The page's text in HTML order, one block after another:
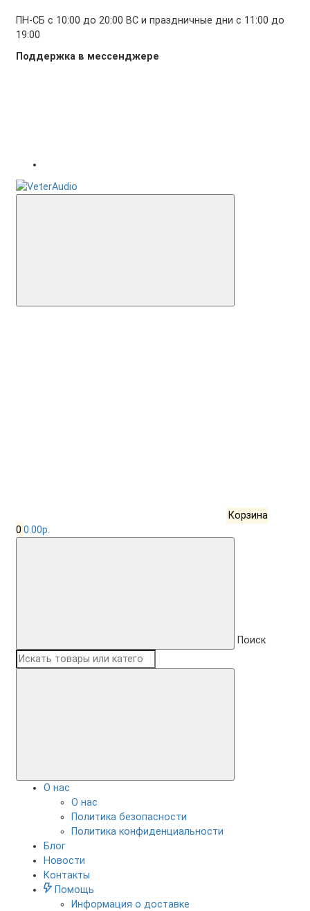
ПН-СБ с 10:00 до 20:00 ВС и праздничные дни с 11:00 до
19:00
Поддержка в мессенджере
Корзина
0 0.00р.
Поиск
О нас
О нас
Политика безопасности
Политика конфиденциальности
Блог
Новости
Контакты
Помощь
Информация о доставке